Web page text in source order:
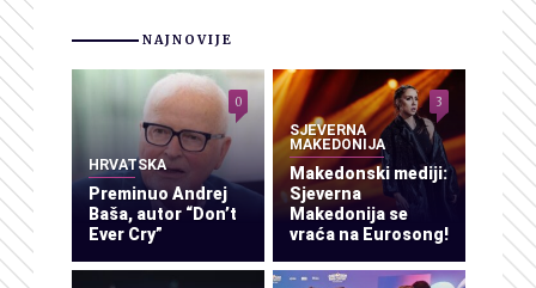
NAJNOVIJE
HRVATSKA
Preminuo Andrej
Baša, autor “Don’t
Ever Cry”
0
SJEVERNA
MAKEDONIJA
Makedonski mediji:
Sjeverna
Makedonija se
vraća na Eurosong!
3